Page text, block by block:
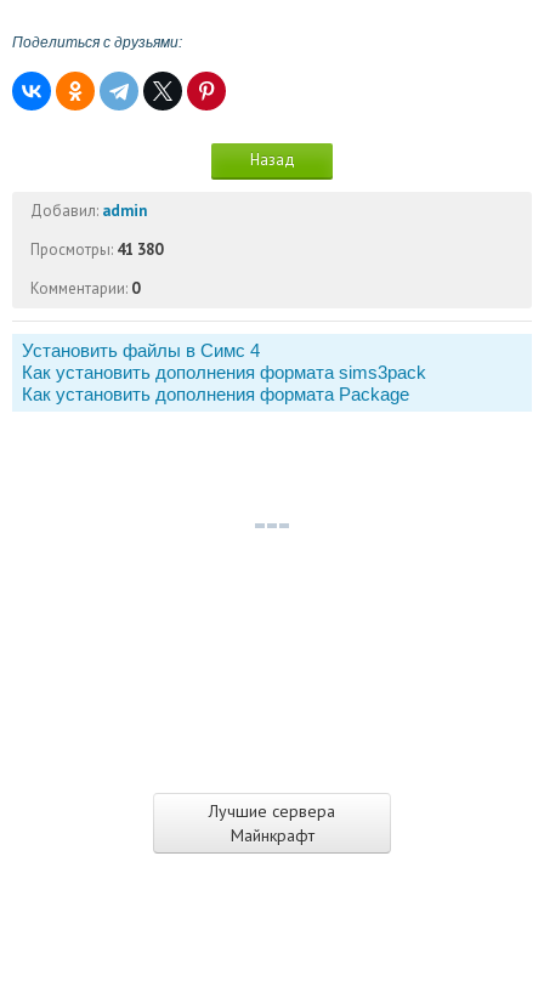
Лучшие сервера
Майнкрафт
Поделиться с друзьями:
Назад
Добавил: admin
Просмотры: 41 380
Комментарии: 0
Установить файлы в Симс 4
Как установить дополнения формата sims3pack
Как установить дополнения формата Package